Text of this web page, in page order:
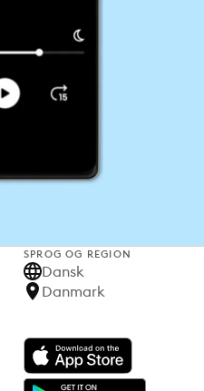
SPROG OG REGION
Dansk
Danmark